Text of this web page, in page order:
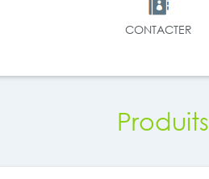
CONTACTER
Produits